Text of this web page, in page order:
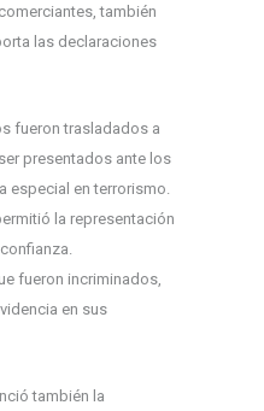
también
las declaraciones
fueron trasladados a
presentados ante los
especial en terrorismo.
la representación
fueron incriminados,
en sus
también la